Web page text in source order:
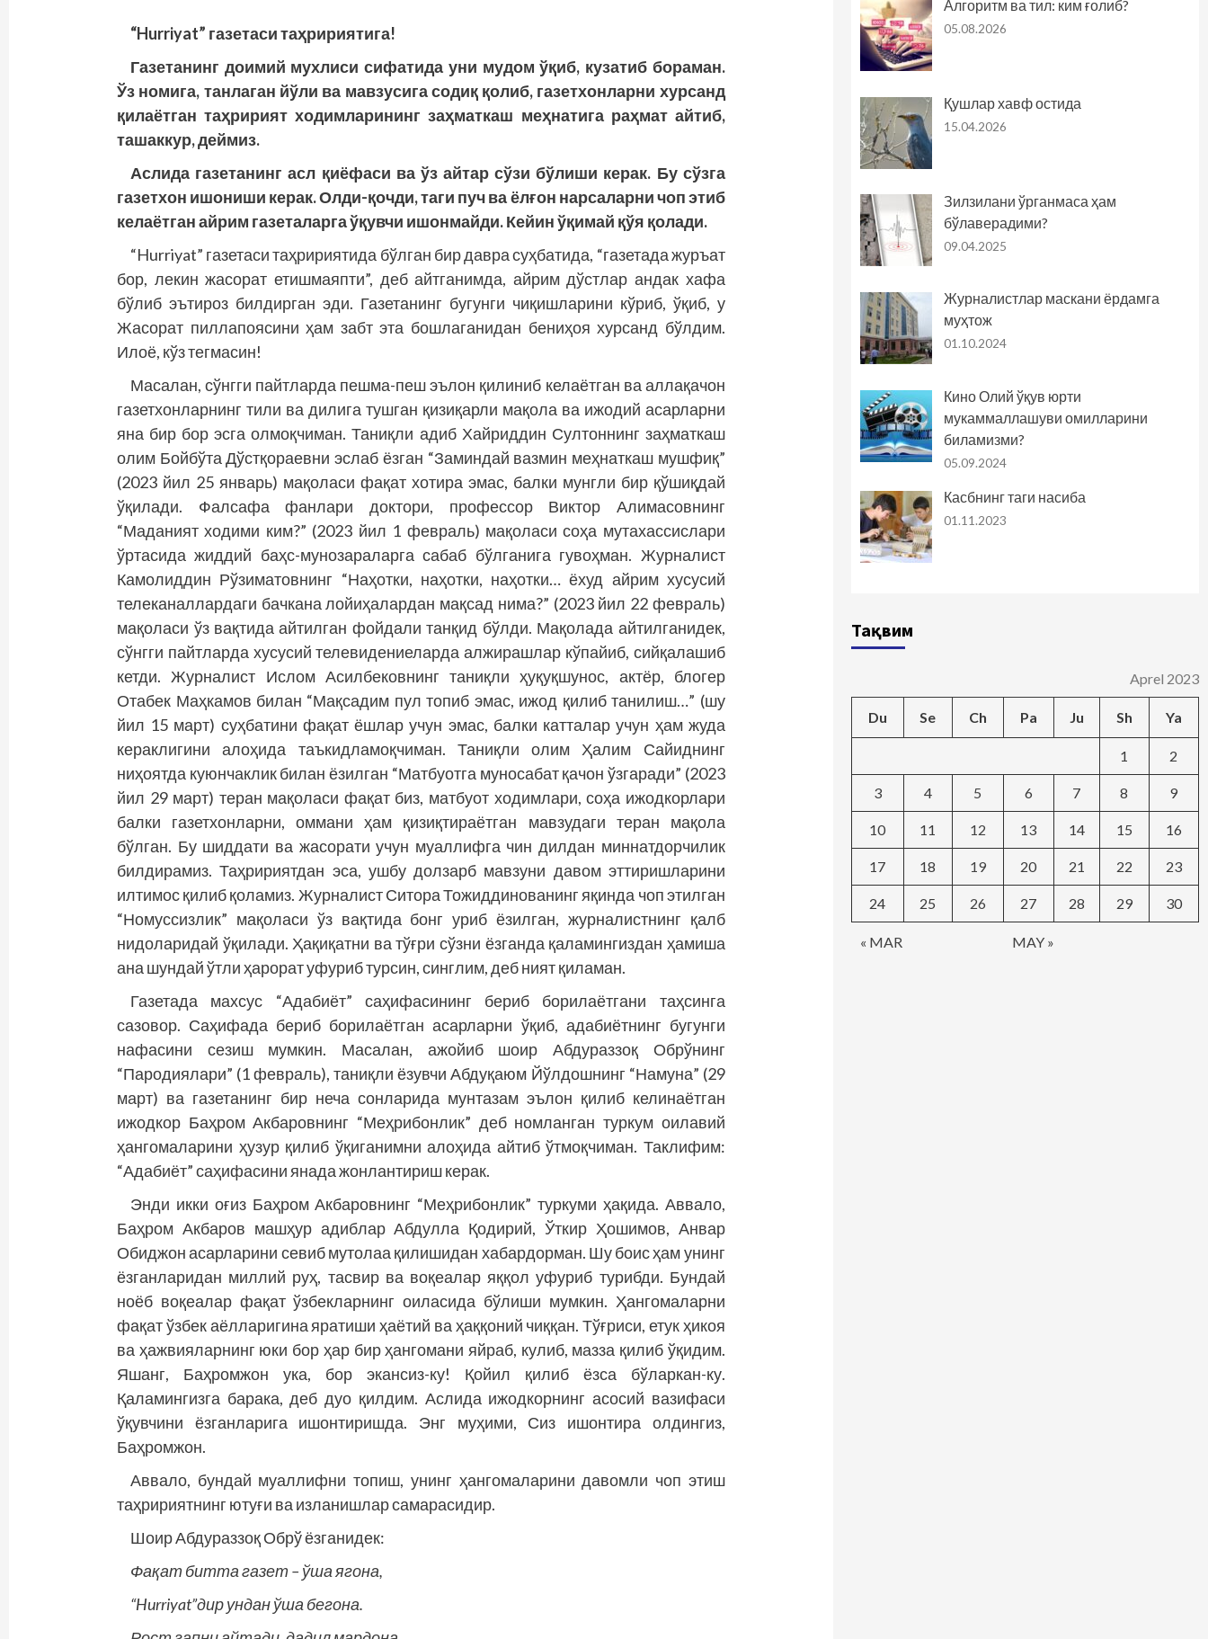
“Hurriyat” газетаси таҳририятига!
Газетанинг доимий мухлиси сифатида уни мудом ўқиб, кузатиб бораман.
Ўз номига, танлаган йўли ва мавзусига содиқ қолиб, газетхонларни хурсанд
қилаётган таҳририят ходимларининг заҳматкаш меҳнатига раҳмат айтиб,
ташаккур, деймиз.
Аслида газетанинг асл қиёфаси ва ўз айтар сўзи бўлиши керак. Бу сўзга
газетхон ишониши керак. Олди-қочди, таги пуч ва ёлғон нарсаларни чоп этиб
келаётган айрим газеталарга ўқувчи ишонмайди. Кейин ўқимай қўя қолади.
“Hurriyat” газетаси таҳририятида бўлган бир давра суҳбатида, “газетада журъат
бор, лекин жасорат етишмаяпти”, деб айтганимда, айрим дўстлар андак хафа
бўлиб эътироз билдирган эди. Газетанинг бугунги чиқишларини кўриб, ўқиб, у
Жасорат пиллапоясини ҳам забт эта бошлаганидан бениҳоя хурсанд бўлдим.
Илоё, кўз тегмасин!
Масалан, сўнгги пайтларда пешма-пеш эълон қилиниб келаётган ва аллақачон
газетхонларнинг тили ва дилига тушган қизиқарли мақола ва ижодий асарларни
яна бир бор эсга олмоқчиман. Таниқли адиб Хайриддин Султоннинг заҳматкаш
олим Бойбўта Дўстқораевни эслаб ёзган “Заминдай вазмин меҳнаткаш мушфиқ”
(2023 йил 25 январь) мақоласи фақат хотира эмас, балки мунгли бир қўшиқдай
ўқилади. Фалсафа фанлари доктори, профессор Виктор Алимасовнинг
“Маданият ходими ким?” (2023 йил 1 февраль) мақоласи соҳа мутахассислари
ўртасида жиддий баҳс-мунозараларга сабаб бўлганига гувоҳман. Журналист
Камолиддин Рўзиматовнинг “Наҳотки, наҳотки, наҳотки… ёхуд айрим хусусий
телеканаллардаги бачкана лойиҳалардан мақсад нима?” (2023 йил 22 февраль)
мақоласи ўз вақтида айтилган фойдали танқид бўлди. Мақолада айтилганидек,
сўнгги пайтларда хусусий телевидениеларда алжирашлар кўпайиб, сийқалашиб
кетди. Журналист Ислом Асилбековнинг таниқли ҳуқуқшунос, актёр, блогер
Отабек Маҳкамов билан “Мақсадим пул топиб эмас, ижод қилиб танилиш…” (шу
йил 15 март) суҳбатини фақат ёшлар учун эмас, балки катталар учун ҳам жуда
кераклигини алоҳида таъкидламоқчиман. Таниқли олим Ҳалим Сайиднинг
ниҳоятда куюнчаклик билан ёзилган “Матбуотга муносабат қачон ўзгаради” (2023
йил 29 март) теран мақоласи фақат биз, матбуот ходимлари, соҳа ижодкорлари
балки газетхонларни, оммани ҳам қизиқтираётган мавзудаги теран мақола
бўлган. Бу шиддати ва жасорати учун муаллифга чин дилдан миннатдорчилик
билдирамиз. Таҳририятдан эса, ушбу долзарб мавзуни давом эттиришларини
илтимос қилиб қоламиз. Журналист Ситора Тожиддинованинг яқинда чоп этилган
“Номуссизлик” мақоласи ўз вақтида бонг уриб ёзилган, журналистнинг қалб
нидоларидай ўқилади. Ҳақиқатни ва тўғри сўзни ёзганда қаламингиздан ҳамиша
ана шундай ўтли ҳарорат уфуриб турсин, синглим, деб ният қиламан.
Газетада махсус “Адабиёт” саҳифасининг бериб борилаётгани таҳсинга
сазовор. Саҳифада бериб борилаётган асарларни ўқиб, адабиётнинг бугунги
нафасини сезиш мумкин. Масалан, ажойиб шоир Абдураззоқ Обрўнинг
“Пародиялари” (1 февраль), таниқли ёзувчи Абдуқаюм Йўлдошнинг “Намуна” (29
март) ва газетанинг бир неча сонларида мунтазам эълон қилиб келинаётган
ижодкор Баҳром Акбаровнинг “Меҳрибонлик” деб номланган туркум оилавий
ҳангомаларини ҳузур қилиб ўқиганимни алоҳида айтиб ўтмоқчиман. Таклифим:
“Адабиёт” саҳифасини янада жонлантириш керак.
Энди икки оғиз Баҳром Акбаровнинг “Меҳрибонлик” туркуми ҳақида. Аввало,
Баҳром Акбаров машҳур адиб­лар Абдулла Қодирий, Ўткир Ҳошимов, Анвар
Обиджон асарларини севиб мутолаа қилишидан хабардорман. Шу боис ҳам унинг
ёзганларидан миллий руҳ, тасвир ва воқеалар яққол уфуриб турибди. Бундай
ноёб воқеалар фақат ўзбекларнинг оиласида бўлиши мумкин. Ҳангомаларни
фақат ўзбек аёлларигина яратиши ҳаётий ва ҳаққоний чиққан. Тўғриси, етук ҳикоя
ва ҳажвияларнинг юки бор ҳар бир ҳангомани яйраб, кулиб, мазза қилиб ўқидим.
Яшанг, Баҳромжон ука, бор экансиз-ку! Қойил қилиб ёзса бўларкан-ку.
Қаламингизга барака, деб дуо қилдим. Аслида ижодкорнинг асосий вазифаси
ўқувчини ёзганларига ишонтиришда. Энг муҳими, Сиз ишонтира олдингиз,
Баҳромжон.
Аввало, бундай муаллифни топиш, унинг ҳангомаларини давомли чоп этиш
таҳририятнинг ютуғи ва изланиш­лар самарасидир.
Шоир Абдураззоқ Обрў ёзганидек:
Фақат битта газет – ўша ягона,
“Hurriyat”дир ундан ўша бегона.
Алгоритм ва тил: ким ғолиб?
05.08.2026
Қушлар хавф остида
15.04.2026
Зилзилани ўрганмаса ҳам
бўлаверадими?
09.04.2025
Журналистлар маскани ёрдамга
муҳтож
01.10.2024
Кино Олий ўқув юрти
мукаммаллашуви омилларини
биламизми?
05.09.2024
Касбнинг таги насиба
01.11.2023
Тақвим
Aprel 2023
Du Se Ch Pa Ju Sh Ya
« MAR MAY »
1 2
3 4 5 6 7 8 9
10 11 12 13 14 15 16
17 18 19 20 21 22 23
24 25 26 27 28 29 30